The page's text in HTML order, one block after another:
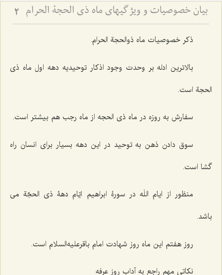
بیان خصوصیات و ویژگیهای ماه ذی الحجة الحرام 2
ذکر خصوصیات ماه ذوالحجة الحرام‌.
بالاترین ادله بر وحدت وجود اذکار توحیدیه دهه اول ماه ذى
الحجة است.
سفارش به روزه در ماه ذى الحجه از ماه رجب هم بیشتر است‌.
سوق دادن ذهن به توحید در این دهه بسیار براى انسان راه
گشا است‌.
منظور از ایام اللَه در سورۀ ابراهیم ایّام دهۀ ذی الحجّة می
باشد.
روز هفتم این ماه روز شهادت امام باقرعلیه‌السلام است.
نکاتی مهم راجع به آداب روز عرفه